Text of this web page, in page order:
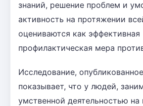
знаний, решение проблем и
активность на протяжении
оцениваются как эффективная
профилактическая мера
Исследование,
показывает, что у людей,
умственной деятельностью на